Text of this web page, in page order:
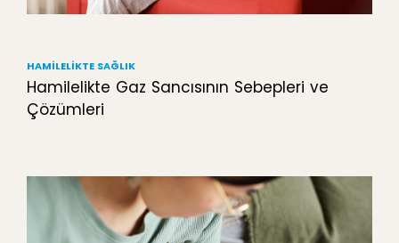
HAMILELIKTE SAĞLIK
Hamilelikte Gaz Sancısının Sebepleri ve
Çözümleri